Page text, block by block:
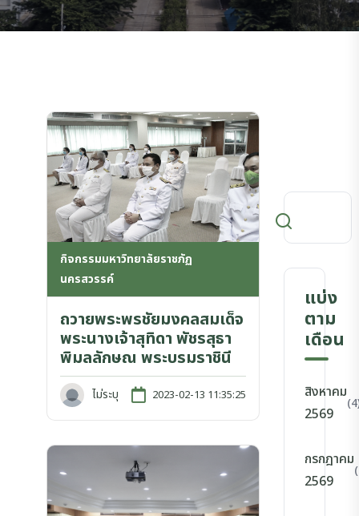
กิจกรรมมหาวิทยาลัยราชภัฏ
นครสวรรค์
ถวายพระพรชัยมงคลสมเด็จ
พระนางเจ้าสุทิดา พัชรสุธา
พิมลลักษณ พระบรมราชินี
ไม่ระบุ 2023-02-13 11:35:25
แบ่ง
ตาม
เดือน
สิงหาคม
2569
กรกฎาคม
2569